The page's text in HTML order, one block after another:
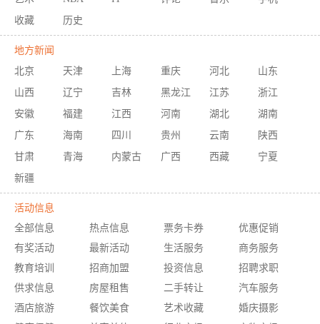
收藏
历史
地方新闻
北京 天津 上海 重庆 河北
山东
山西
辽宁 吉林 黑龙江 江苏
浙江
安徽
福建 江西 河南 湖北
湖南
广东
海南 四川 贵州 云南
陕西
甘肃
青海 内蒙古 广西 西藏
宁夏
新疆
活动信息
全部信息 热点信息 票务卡券
优惠促销
有奖活动
最新活动 生活服务
商务服务
教育培训
招商加盟 投资信息
招聘求职
供求信息
房屋租售 二手转让
汽车服务
酒店旅游
餐饮美食 艺术收藏
婚庆摄影